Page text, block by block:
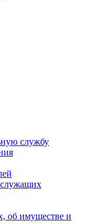
службу
об имуществе и